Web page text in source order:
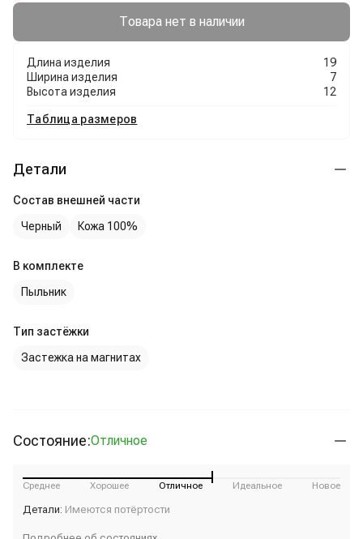
Товара нет в наличии
Длина изделия
19
Ширина изделия
7
Высота изделия
12
Таблица размеров
Детали
Состав внешней части
Черный
Кожа 100%
В комплекте
Пыльник
Тип застёжки
Застежка на магнитах
Состояние:Отличное
Среднее Хорошее Отличное Идеальное Новое
Детали: Имеются потёртости